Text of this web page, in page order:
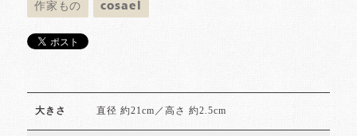
作家もの cosael
大きさ 直径 約21cm／高さ 約2.5cm